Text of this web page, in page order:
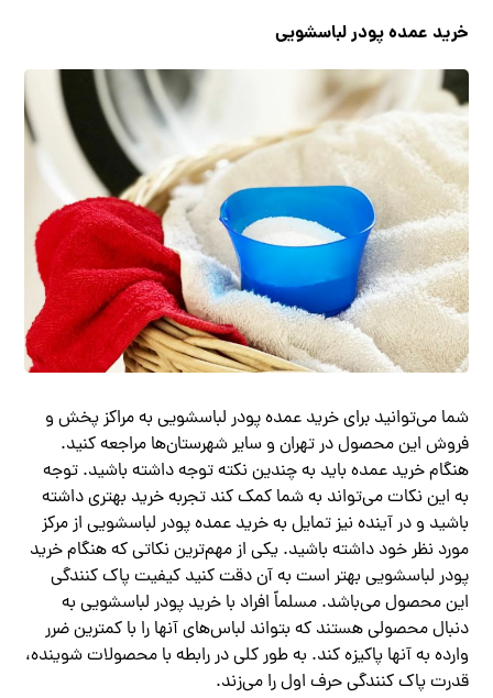
خرید عمده پودر لباسشویی
شما می‌توانید برای خرید عمده پودر لباسشویی به مراکز پخش و
فروش این محصول در تهران و سایر شهرستان‌ها مراجعه کنید.
هنگام خرید عمده باید به چندین نکته توجه داشته باشید. توجه
به این نکات می‌تواند به شما کمک کند تجربه خرید بهتری داشته
باشید و در آینده نیز تمایل به خرید عمده پودر لباسشویی از مرکز
مورد نظر خود داشته باشید. یکی از مهم‌ترین نکاتی که هنگام خرید
پودر لباسشویی بهتر است به آن دقت کنید کیفیت پاک کنندگی
این محصول می‌باشد. مسلماً افراد با خرید پودر لباسشویی به
دنبال محصولی هستند که بتواند لباس‌های آنها را با کمترین ضرر
وارده به آنها پاکیزه کند. به طور کلی در رابطه با محصولات شوینده،
قدرت پاک کنندگی حرف اول را می‌زند.